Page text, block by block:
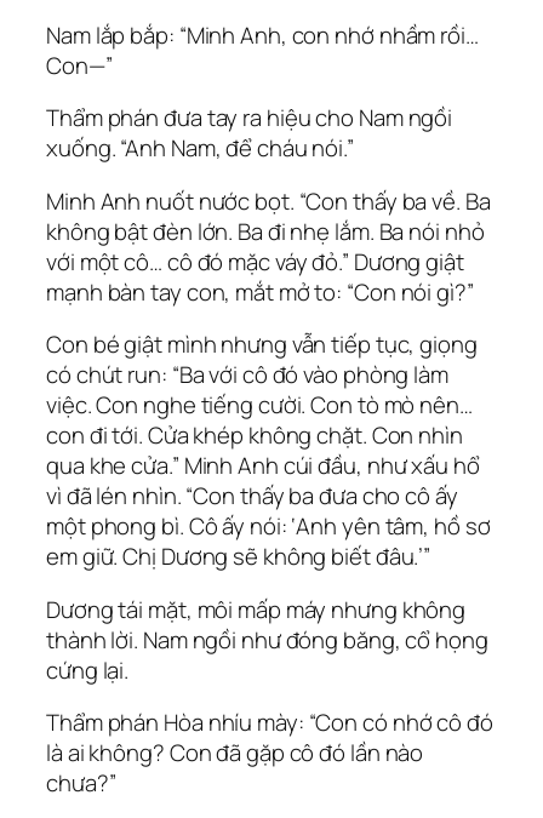
Nam lắp bắp: “Minh Anh, con nhớ nhầm rồi…
Con—”
Thẩm phán đưa tay ra hiệu cho Nam ngồi
xuống. “Anh Nam, để cháu nói.”
Minh Anh nuốt nước bọt. “Con thấy ba về. Ba
không bật đèn lớn. Ba đi nhẹ lắm. Ba nói nhỏ
với một cô… cô đó mặc váy đỏ.” Dương giật
mạnh bàn tay con, mắt mở to: “Con nói gì?”
Con bé giật mình nhưng vẫn tiếp tục, giọng
có chút run: “Ba với cô đó vào phòng làm
việc. Con nghe tiếng cười. Con tò mò nên…
con đi tới. Cửa khép không chặt. Con nhìn
qua khe cửa.” Minh Anh cúi đầu, như xấu hổ
vì đã lén nhìn. “Con thấy ba đưa cho cô ấy
một phong bì. Cô ấy nói: ‘Anh yên tâm, hồ sơ
em giữ. Chị Dương sẽ không biết đâu.’”
Dương tái mặt, môi mấp máy nhưng không
thành lời. Nam ngồi như đóng băng, cổ họng
cứng lại.
Thẩm phán Hòa nhíu mày: “Con có nhớ cô đó
là ai không? Con đã gặp cô đó lần nào
chưa?”